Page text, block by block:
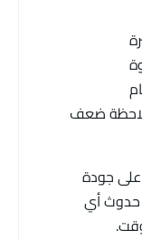
ضعف
جودة
حدوث أي